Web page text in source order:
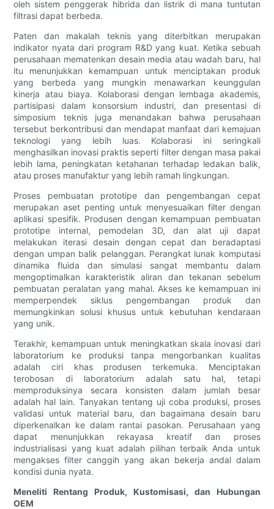
oleh sistem penggerak hibrida dan listrik di mana tuntutan
filtrasi dapat berbeda.
Paten dan makalah teknis yang diterbitkan merupakan
indikator nyata dari program R&D yang kuat. Ketika sebuah
perusahaan mematenkan desain media atau wadah baru, hal
itu menunjukkan kemampuan untuk menciptakan produk
yang berbeda yang mungkin menawarkan keunggulan
kinerja atau biaya. Kolaborasi dengan lembaga akademis,
partisipasi dalam konsorsium industri, dan presentasi di
simposium teknis juga menandakan bahwa perusahaan
tersebut berkontribusi dan mendapat manfaat dari kemajuan
teknologi yang lebih luas. Kolaborasi ini seringkali
menghasilkan inovasi praktis seperti filter dengan masa pakai
lebih lama, peningkatan ketahanan terhadap ledakan balik,
atau proses manufaktur yang lebih ramah lingkungan.
Proses pembuatan prototipe dan pengembangan cepat
merupakan aset penting untuk menyesuaikan filter dengan
aplikasi spesifik. Produsen dengan kemampuan pembuatan
prototipe internal, pemodelan 3D, dan alat uji dapat
melakukan iterasi desain dengan cepat dan beradaptasi
dengan umpan balik pelanggan. Perangkat lunak komputasi
dinamika fluida dan simulasi sangat membantu dalam
mengoptimalkan karakteristik aliran dan tekanan sebelum
pembuatan peralatan yang mahal. Akses ke kemampuan ini
memperpendek siklus pengembangan produk dan
memungkinkan solusi khusus untuk kebutuhan kendaraan
yang unik.
Terakhir, kemampuan untuk meningkatkan skala inovasi dari
laboratorium ke produksi tanpa mengorbankan kualitas
adalah ciri khas produsen terkemuka. Menciptakan
terobosan di laboratorium adalah satu hal, tetapi
memproduksinya secara konsisten dalam jumlah besar
adalah hal lain. Tanyakan tentang uji coba produksi, proses
validasi untuk material baru, dan bagaimana desain baru
diperkenalkan ke dalam rantai pasokan. Perusahaan yang
dapat menunjukkan rekayasa kreatif dan proses
industrialisasi yang kuat adalah pilihan terbaik Anda untuk
mengakses filter canggih yang akan bekerja andal dalam
kondisi dunia nyata.
Meneliti Rentang Produk, Kustomisasi, dan Hubungan
OEM